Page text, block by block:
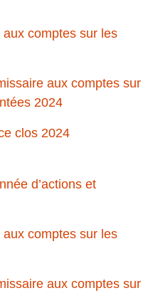
comptes sur les
aux comptes sur
2024
clos 2024
d’actions et
comptes sur les
aux comptes sur